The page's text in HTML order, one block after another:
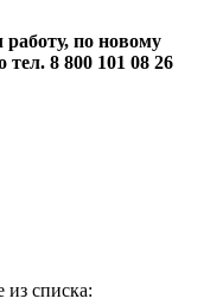
по новому
8 800 101 08 26
списка: